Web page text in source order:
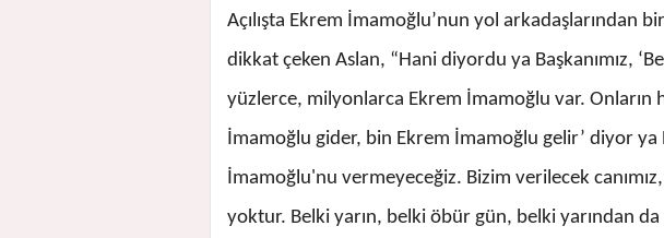
Açılışta Ekrem İmamoğlu’nun yol arkadaşlarından
dikkat çeken Aslan, “Hani diyordu ya Başkanımız,
yüzlerce, milyonlarca Ekrem İmamoğlu var. Onların
İmamoğlu gider, bin Ekrem İmamoğlu gelir’ diyor ya
İmamoğlu'nu vermeyeceğiz. Bizim verilecek
yoktur. Belki yarın, belki öbür gün, belki yarından da